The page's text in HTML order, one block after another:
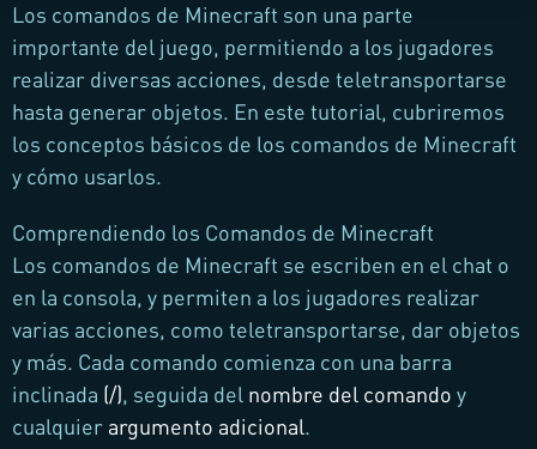
Los comandos de Minecraft son una parte
importante del juego, permitiendo a los jugadores
realizar diversas acciones, desde teletransportarse
hasta generar objetos. En este tutorial, cubriremos
los conceptos básicos de los comandos de Minecraft
y cómo usarlos.
Comprendiendo los Comandos de Minecraft
Los comandos de Minecraft se escriben en el chat o
en la consola, y permiten a los jugadores realizar
varias acciones, como teletransportarse, dar objetos
y más. Cada comando comienza con una barra
inclinada (/), seguida del nombre del comando y
cualquier argumento adicional.